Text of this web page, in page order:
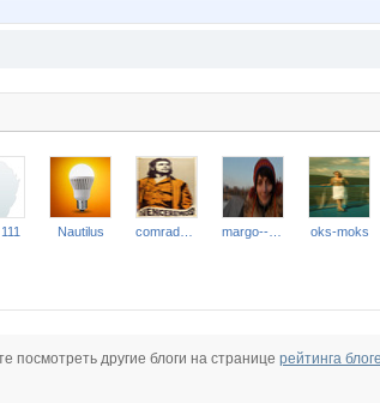
Nautilus oks-moks
посмотреть другие блоги на странице рейтинга